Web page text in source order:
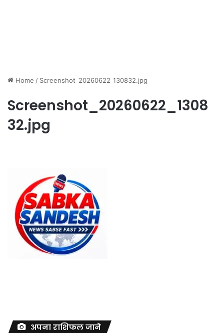
Home / Screenshot_20260622_130832.jpg
Screenshot_20260622_1308
32.jpg
अपना राशिफल जाने